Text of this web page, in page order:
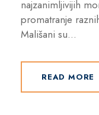
najzanimljivijih
promatranje
Mališani su...
READ MORE